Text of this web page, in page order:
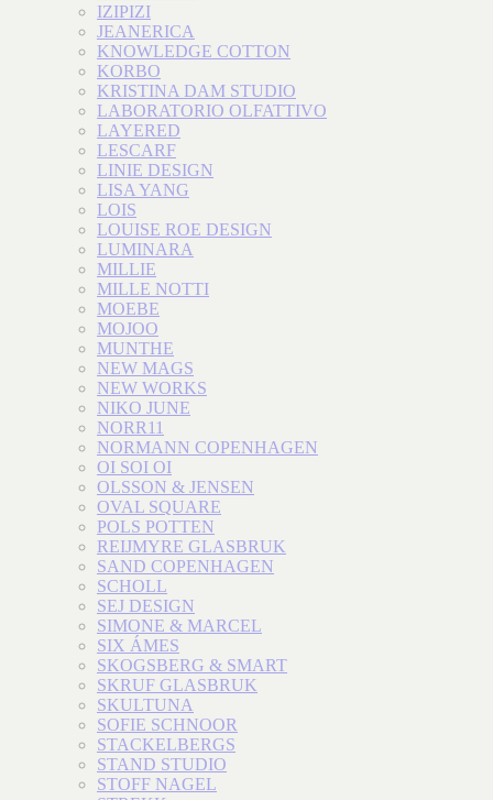
IZIPIZI
JEANERICA
KNOWLEDGE COTTON
KORBO
KRISTINA DAM STUDIO
LABORATORIO OLFATTIVO
LAYERED
LESCARF
LINIE DESIGN
LISA YANG
LOIS
LOUISE ROE DESIGN
LUMINARA
MILLIE
MILLE NOTTI
MOEBE
MOJOO
MUNTHE
NEW MAGS
NEW WORKS
NIKO JUNE
NORR11
NORMANN COPENHAGEN
OI SOI OI
OLSSON & JENSEN
OVAL SQUARE
POLS POTTEN
REIJMYRE GLASBRUK
SAND COPENHAGEN
SCHOLL
SEJ DESIGN
SIMONE & MARCEL
SIX ÁMES
SKOGSBERG & SMART
SKRUF GLASBRUK
SKULTUNA
SOFIE SCHNOOR
STACKELBERGS
STAND STUDIO
STOFF NAGEL